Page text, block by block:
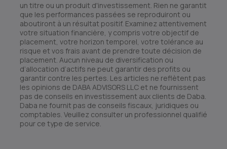
un titre ou un produit d'investissement. Rien ne garantit
que les performances passées se reproduiront ou
aboutiront à un résultat positif. Examinez attentivement
votre situation financière, y compris votre objectif de
placement, votre horizon temporel, votre tolérance au
risque et vos frais avant de prendre toute décision de
placement. Aucun niveau de diversification ou
d’allocation d’actifs ne peut garantir des profits ou
garantir contre les pertes. Les articles ne reflètent pas
les opinions de DABA ADVISORS LLC et ne fournissent
pas de conseils en investissement aux clients de Daba.
Daba ne fournit pas de conseils fiscaux, juridiques ou
comptables. Veuillez consulter un professionnel qualifié
pour ce type de service.